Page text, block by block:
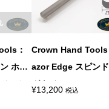
：
ホロ
（1
Crown Hand Tools
azor Edge スピンドル
ガウジ
¥13,200 税込